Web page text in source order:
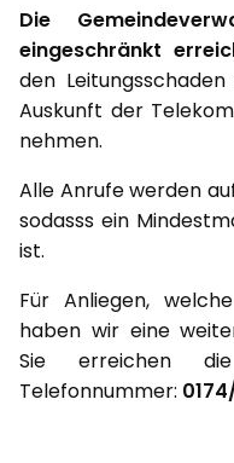
Die
eingeschränkt
den
Auskunft der
nehmen.
Alle Anrufe werden
sodasss ein
ist.
Für Anliegen,
haben wir eine
Sie erreichen
Telefonnummer: